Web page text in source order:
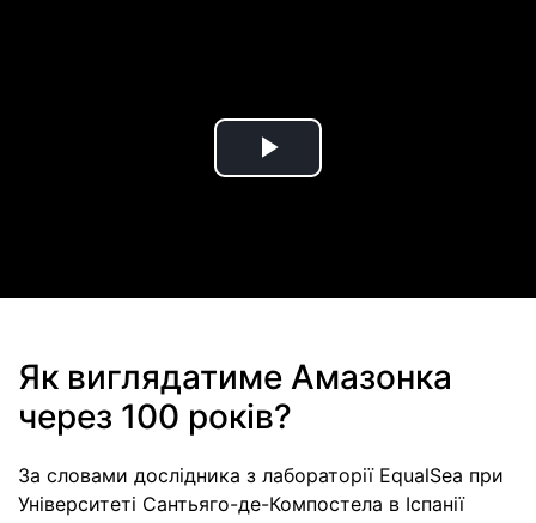
Play
Як виглядатиме Амазонка
через 100 років?
За словами дослідника з лабораторії EqualSea при
Університеті Сантьяго-де-Компостела в Іспанії